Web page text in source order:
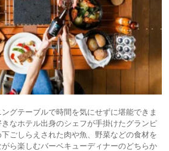
グテーブルで時間を気にせずに堪能できま
なホテル出身のシェフが手掛けたグランピ
ごしらえされた肉や魚、野菜などの食材を
ら楽しむバーベキューディナーのどちらか